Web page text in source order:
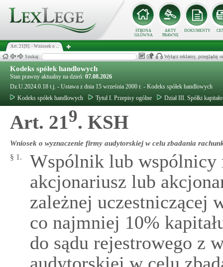
STRONA
GŁÓWNA
AKTY
PRAWNE
DOKUMENTY
Art. 21[9]. - Wniosek o ...
Szukaj: Wyłącz reklamy, przeglądaj
Kodeks spółek handlowych
Stan prawny aktualny na dzień: 07.08.2026
Dz.U.2024.0.18 t.j. - Ustawa z dnia 15 września 2000 r. - Kodeks spółek handlowych
Kodeks spółek handlowych
Tytuł I. Przepisy ogólne Dział III. Spółki
Art. 219. KSH
Wniosek o wyznaczenie firmy audytorskiej w celu zbadania
§ 1.
Wspólnik lub wspólnicy
akcjonariusz lub
zależnej uczestniczącej
co najmniej 10%
do sądu rejestrowego z